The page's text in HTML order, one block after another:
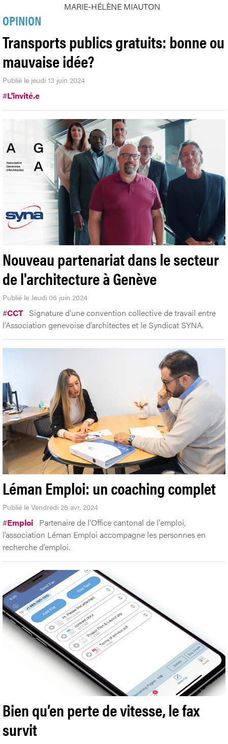
MARIE-HÉLÈNE MIAUTON
OPINION
Transports publics gratuits: bonne ou
mauvaise idée?
Publié le jeudi 13 juin 2024
#L'invité.e
Nouveau partenariat dans le secteur
de l'architecture à Genève
Publié le Jeudi 06 juin 2024
#CCT Signature d’une convention collective de travail entre
l’Association genevoise d’architectes et le Syndicat SYNA.
Léman Emploi: un coaching complet
Publié le Vendredi 26 avr. 2024
#Emploi Partenaire de l’Office cantonal de l'emploi,
l’association Léman Emploi accompagne les personnes en
recherche d’emploi.
Bien qu’en perte de vitesse, le fax
survit